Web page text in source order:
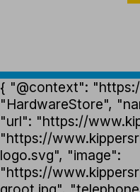
{ "@context":
"HardwareStore",
"url": "https://
"https://
logo.svg", "image":
"https://